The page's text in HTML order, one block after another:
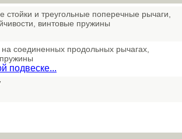
стойки и треугольные поперечные рычаги,
винтовые пружины
соединенных продольных рычагах,
подвеске...